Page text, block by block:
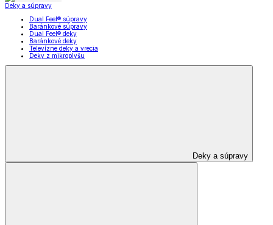
Deky a súpravy
Dual Feel® súpravy
Baránkové súpravy
Dual Feel® deky
Baránkové deky
Televízne deky a vrecia
Deky z mikroplyšu
Deky a súpravy